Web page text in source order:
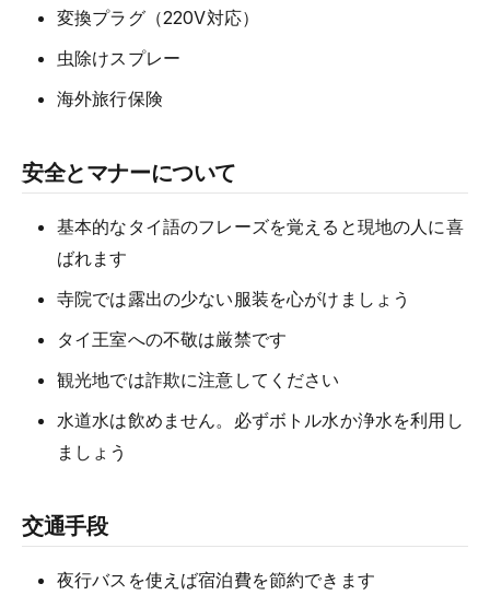
変換プラグ（220V対応）
虫除けスプレー
海外旅行保険
安全とマナーについて
基本的なタイ語のフレーズを覚えると現地の人に喜
ばれます
寺院では露出の少ない服装を心がけましょう
タイ王室への不敬は厳禁です
観光地では詐欺に注意してください
水道水は飲めません。必ずボトル水か浄水を利用し
ましょう
交通手段
夜行バスを使えば宿泊費を節約できます